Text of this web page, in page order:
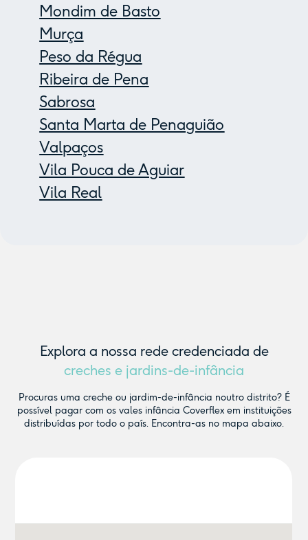
Mondim de Basto
Murça
Peso da Régua
Ribeira de Pena
Sabrosa
Santa Marta de Penaguião
Valpaços
Vila Pouca de Aguiar
Vila Real
Explora a nossa rede credenciada de
creches e jardins-de-infância
Procuras uma creche ou jardim-de-infância noutro distrito? É
possível pagar com os vales infância Coverflex em instituições
distribuídas por todo o país. Encontra-as no mapa abaixo.